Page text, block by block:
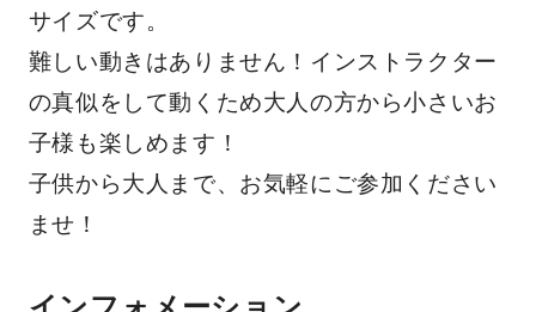
サイズです。
難しい動きはありません！インストラクター
の真似をして動くため大人の方から小さいお
子様も楽しめます！
子供から大人まで、お気軽にご参加ください
ませ！